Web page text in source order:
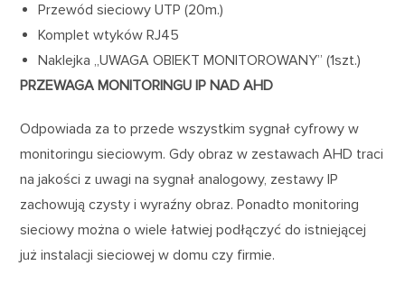
Przewód sieciowy UTP (20m.)
Komplet wtyków RJ45
Naklejka „UWAGA OBIEKT MONITOROWANY” (1szt.)
PRZEWAGA MONITORINGU IP NAD AHD
Odpowiada za to przede wszystkim sygnał cyfrowy w
monitoringu sieciowym. Gdy obraz w zestawach AHD traci
na jakości z uwagi na sygnał analogowy, zestawy IP
zachowują czysty i wyraźny obraz. Ponadto monitoring
sieciowy można o wiele łatwiej podłączyć do istniejącej
już instalacji sieciowej w domu czy firmie.